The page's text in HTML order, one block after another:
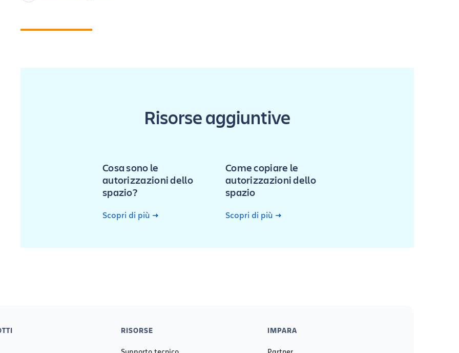
Risorse aggiuntive
Cosa sono le
autorizzazioni dello
spazio?
Scopri di più
Come copiare le
autorizzazioni dello
spazio
Scopri di più
RISORSE IMPARA